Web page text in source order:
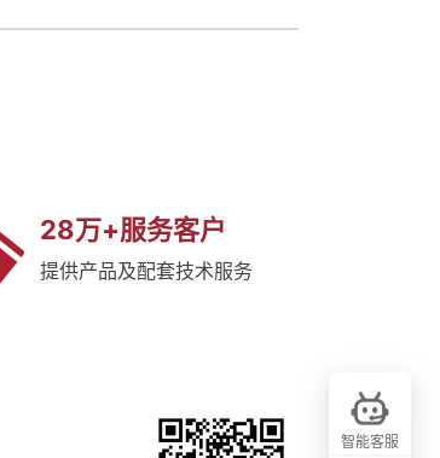
28万+服务客户
提供产品及配套技术服务
智能客服